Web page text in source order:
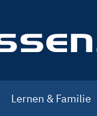
Lernen & Familie